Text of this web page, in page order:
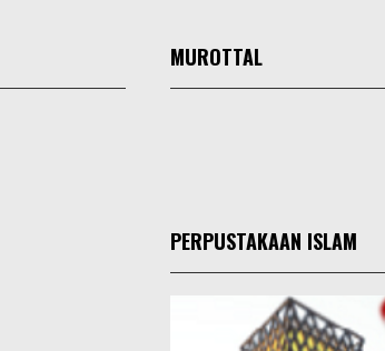
MUROTTAL
PERPUSTAKAAN ISLAM